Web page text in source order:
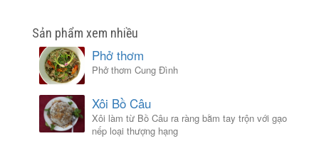
Sản phẩm xem nhiều
Phở thơm
Phở thơm Cung Đình
Xôi Bồ Câu
Xôi làm từ Bồ Câu ra ràng bằm tay trộn với gạo
nếp loại thượng hạng